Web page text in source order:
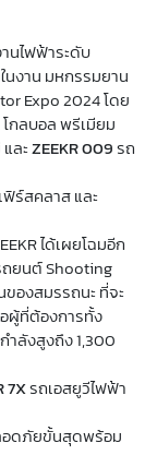
นไฟฟ้าระดับ
งาน มหกรรมยาน
Expo 2024 โดย
โกลบอล พรีเมียม
ละZEEKR 009รถ
ร์สคลาส และ
ได้เผยโฉมอีก
ยนต์ Shooting
องสมรรถนะ ที่จะ
อผู้ที่ต้องการทั้ง
ำลังสูงถึง 1,300
7Xรถเอสยูวีไฟฟ้า
อดภัยขั้นสุดพร้อม